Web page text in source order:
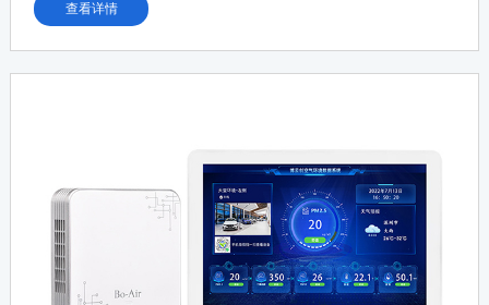
查看详情